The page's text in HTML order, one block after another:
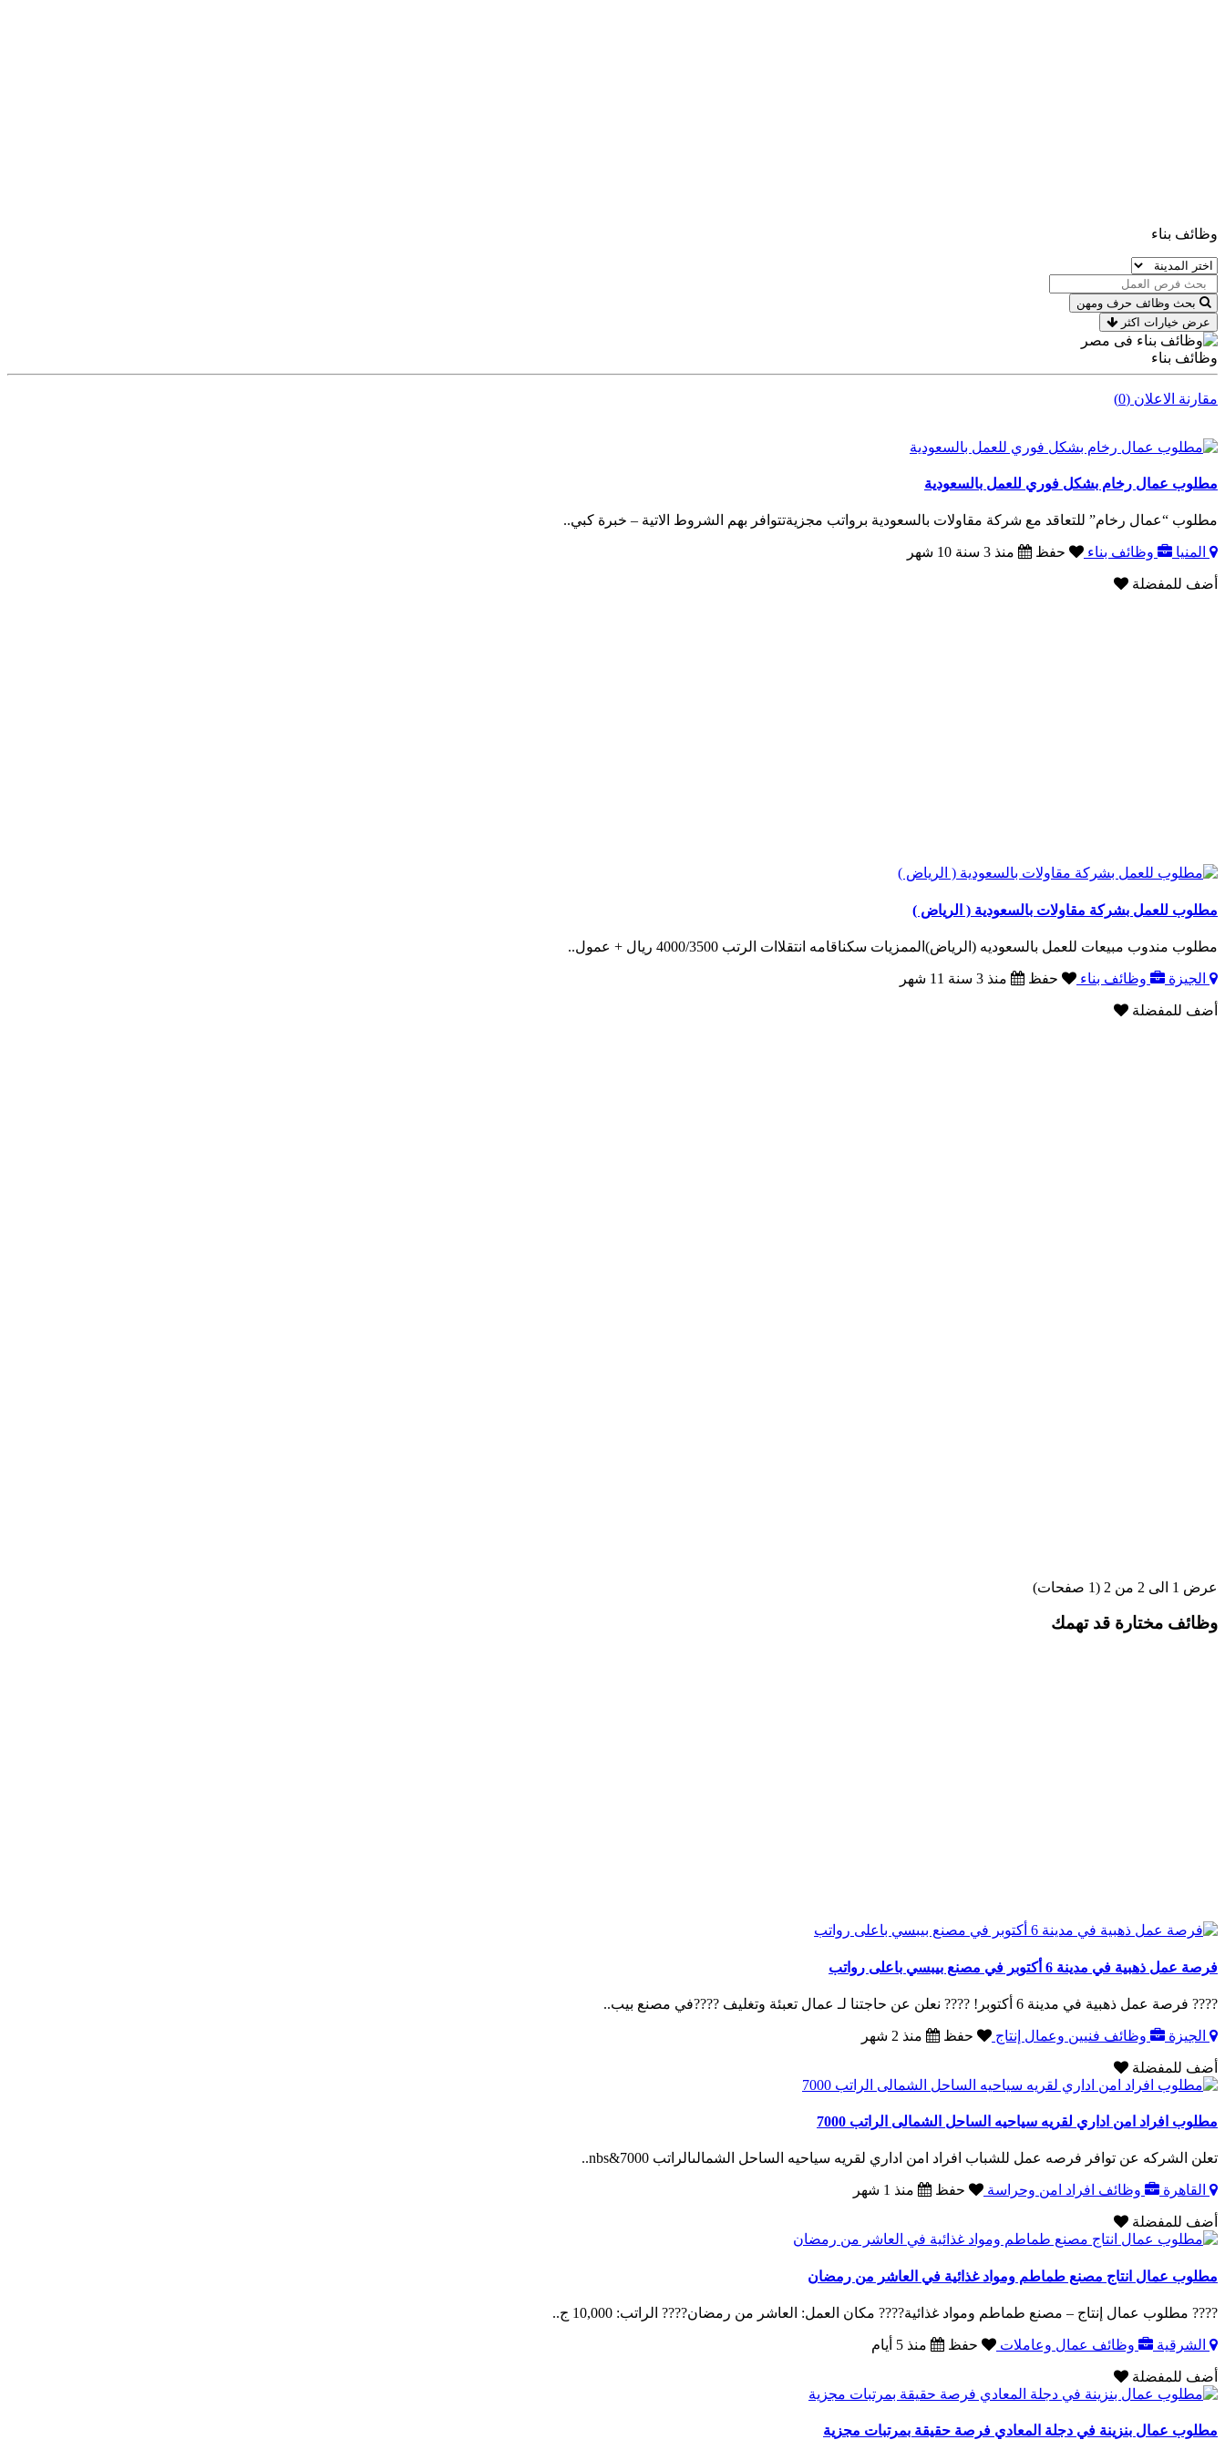
وظائف بناء
بحث وظائف حرف ومهن
عرض خيارات اكثر
وظائف بناء
مقارنة الاعلان (0)
مطلوب عمال رخام بشكل فوري للعمل بالسعودية
مطلوب “عمال رخام” للتعاقد مع شركة مقاولات بالسعودية برواتب مجزيةتتوافر بهم الشروط الاتية – خبرة كبي..
المنيا وظائف بناء حفظ منذ 3 سنة 10 شهر
أضف للمفضلة
مطلوب للعمل بشركة مقاولات بالسعودية ( الرياض )
مطلوب مندوب مبيعات للعمل بالسعوديه (الرياض)الممزيات سكناقامه انتقلاات الرتب 4000/3500 ريال + عمول..
الجيزة وظائف بناء حفظ منذ 3 سنة 11 شهر
أضف للمفضلة
عرض 1 الى 2 من 2 (1 صفحات)
وظائف مختارة قد تهمك
فرصة عمل ذهبية في مدينة 6 أكتوبر في مصنع بيبسي باعلى رواتب
???? فرصة عمل ذهبية في مدينة 6 أكتوبر! ???? نعلن عن حاجتنا لـ عمال تعبئة وتغليف ????في مصنع بيب..
الجيزة وظائف فنيين وعمال إنتاج حفظ منذ 2 شهر
أضف للمفضلة
مطلوب افراد امن اداري لقريه سياحيه الساحل الشمالى الراتب 7000
تعلن الشركه عن توافر فرصه عمل للشباب افراد امن اداري لقريه سياحيه الساحل الشمالىالراتب 7000&nbs..
القاهرة وظائف افراد امن وحراسة حفظ منذ 1 شهر
أضف للمفضلة
مطلوب عمال انتاج مصنع طماطم ومواد غذائية في العاشر من رمضان
???? مطلوب عمال إنتاج – مصنع طماطم ومواد غذائية???? مكان العمل: العاشر من رمضان???? الراتب: 10,000 ج..
الشرقية وظائف عمال وعاملات حفظ منذ 5 أيام
أضف للمفضلة
مطلوب عمال بنزينة في دجلة المعادي فرصة حقيقة بمرتبات مجزية